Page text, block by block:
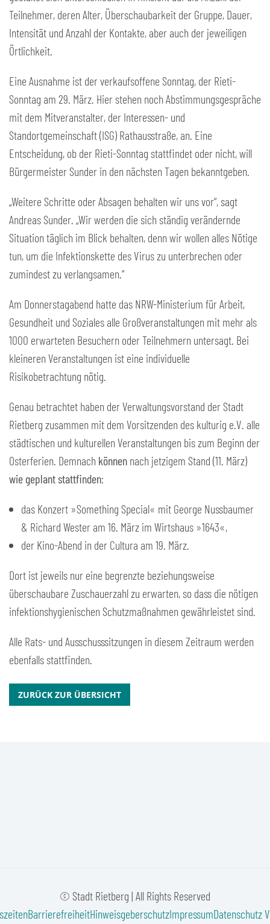
Teilnehmer, deren Alter, Überschaubarkeit der Gruppe, Dauer,
Intensität und Anzahl der Kontakte, aber auch der jeweiligen
Örtlichkeit.
Eine Ausnahme ist der verkaufsoffene Sonntag, der Rieti-
Sonntag am 29. März. Hier stehen noch Abstimmungsgespräche
mit dem Mitveranstalter, der Interessen- und
Standortgemeinschaft (ISG) Rathausstraße, an. Eine
Entscheidung, ob der Rieti-Sonntag stattfindet oder nicht, will
Bürgermeister Sunder in den nächsten Tagen bekanntgeben.
„Weitere Schritte oder Absagen behalten wir uns vor“, sagt
Andreas Sunder. „Wir werden die sich ständig verändernde
Situation täglich im Blick behalten, denn wir wollen alles Nötige
tun, um die Infektionskette des Virus zu unterbrechen oder
zumindest zu verlangsamen.“
Am Donnerstagabend hatte das NRW-Ministerium für Arbeit,
Gesundheit und Soziales alle Großveranstaltungen mit mehr als
1000 erwarteten Besuchern oder Teilnehmern untersagt. Bei
kleineren Veranstaltungen ist eine individuelle
Risikobetrachtung nötig.
Genau betrachtet haben der Verwaltungsvorstand der Stadt
Rietberg zusammen mit dem Vorsitzenden des kulturig e.V. alle
städtischen und kulturellen Veranstaltungen bis zum Beginn der
Osterferien. Demnach können nach jetzigem Stand (11. März)
wie geplant stattfinden:
das Konzert »Something Special« mit George Nussbaumer
& Richard Wester am 16. März im Wirtshaus »1643«,
der Kino-Abend in der Cultura am 19. März.
Dort ist jeweils nur eine begrenzte beziehungsweise
überschaubare Zuschauerzahl zu erwarten, so dass die nötigen
infektionshygienischen Schutzmaßnahmen gewährleistet sind.
Alle Rats- und Ausschusssitzungen in diesem Zeitraum werden
ebenfalls stattfinden.
ZURÜCK ZUR ÜBERSICHT
© Stadt Rietberg | All Rights Reserved
BarrierefreiheitHinweisgeberschutzImpressumDatenschutz